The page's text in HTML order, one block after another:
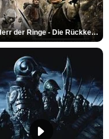
Der Herr der Ringe - Die Rückkehr des Königs Trailer OV